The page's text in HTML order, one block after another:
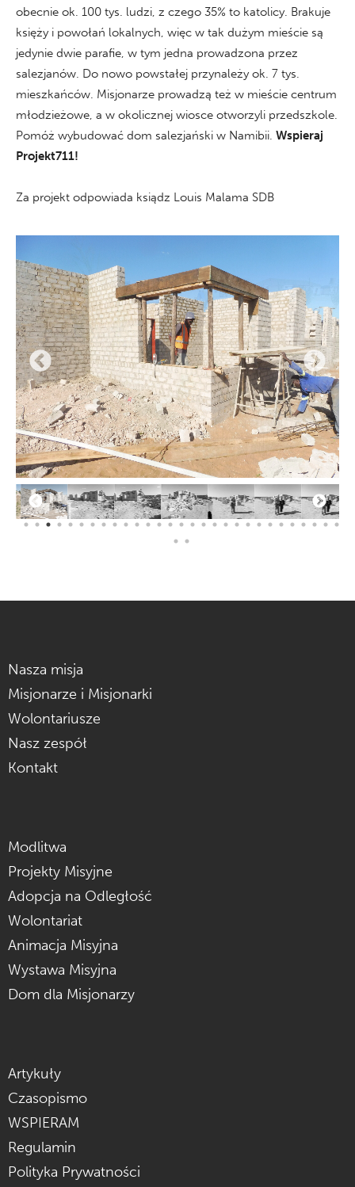
obecnie ok. 100 tys. ludzi, z czego 35% to katolicy. Brakuje
księży i powołań lokalnych, więc w tak dużym mieście są
jedynie dwie parafie, w tym jedna prowadzona przez
salezjanów. Do nowo powstałej przynależy ok. 7 tys.
mieszkańców. Misjonarze prowadzą też w mieście centrum
młodzieżowe, a w okolicznej wiosce otworzyli przedszkole.
Pomóż wybudować dom salezjański w Namibii. Wspieraj
Projekt711!
Za projekt odpowiada ksiądz Louis Malama SDB
Nasza misja
Misjonarze i Misjonarki
Wolontariusze
Nasz zespół
Kontakt
Modlitwa
Projekty Misyjne
Adopcja na Odległość
Wolontariat
Animacja Misyjna
Wystawa Misyjna
Dom dla Misjonarzy
Artykuły
Czasopismo
WSPIERAM
Regulamin
Polityka Prywatności